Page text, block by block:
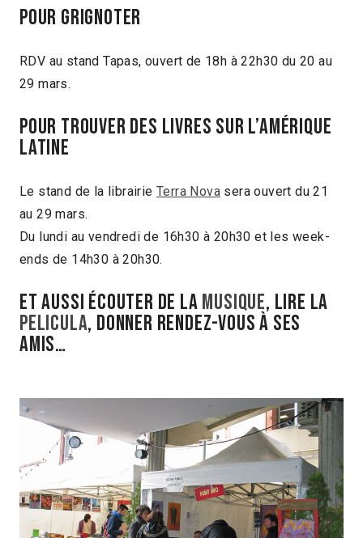
POUR GRIGNOTER
RDV au stand Tapas, ouvert de 18h à 22h30 du 20 au
29 mars.
POUR TROUVER DES LIVRES SUR L’AMÉRIQUE
LATINE
Le stand de la librairie Terra Nova sera ouvert du 21
au 29 mars.
Du lundi au vendredi de 16h30 à 20h30 et les week-
ends de 14h30 à 20h30.
ET AUSSI ÉCOUTER DE LAMUSIQUE, LIRE LA
PELICULA, DONNER RENDEZ-VOUS À SES
AMIS…